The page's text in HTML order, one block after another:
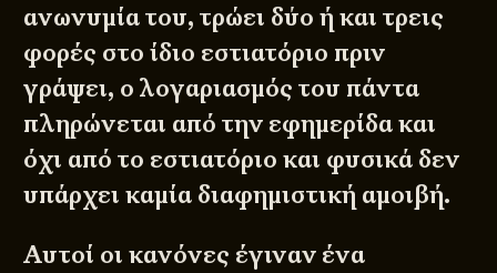
ανωνυμία του, τρώει δύο ή και τρεις
φορές στο ίδιο εστιατόριο πριν
γράψει, ο λογαριασμός του πάντα
πληρώνεται από την εφημερίδα και
όχι από το εστιατόριο και φυσικά δεν
υπάρχει καμία διαφημιστική αμοιβή.
Αυτοί οι κανόνες έγιναν ένα